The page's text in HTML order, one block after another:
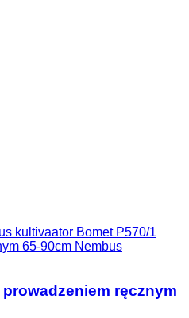
kultivaator Bomet P570/1
65-90cm Nembus
ręcznym